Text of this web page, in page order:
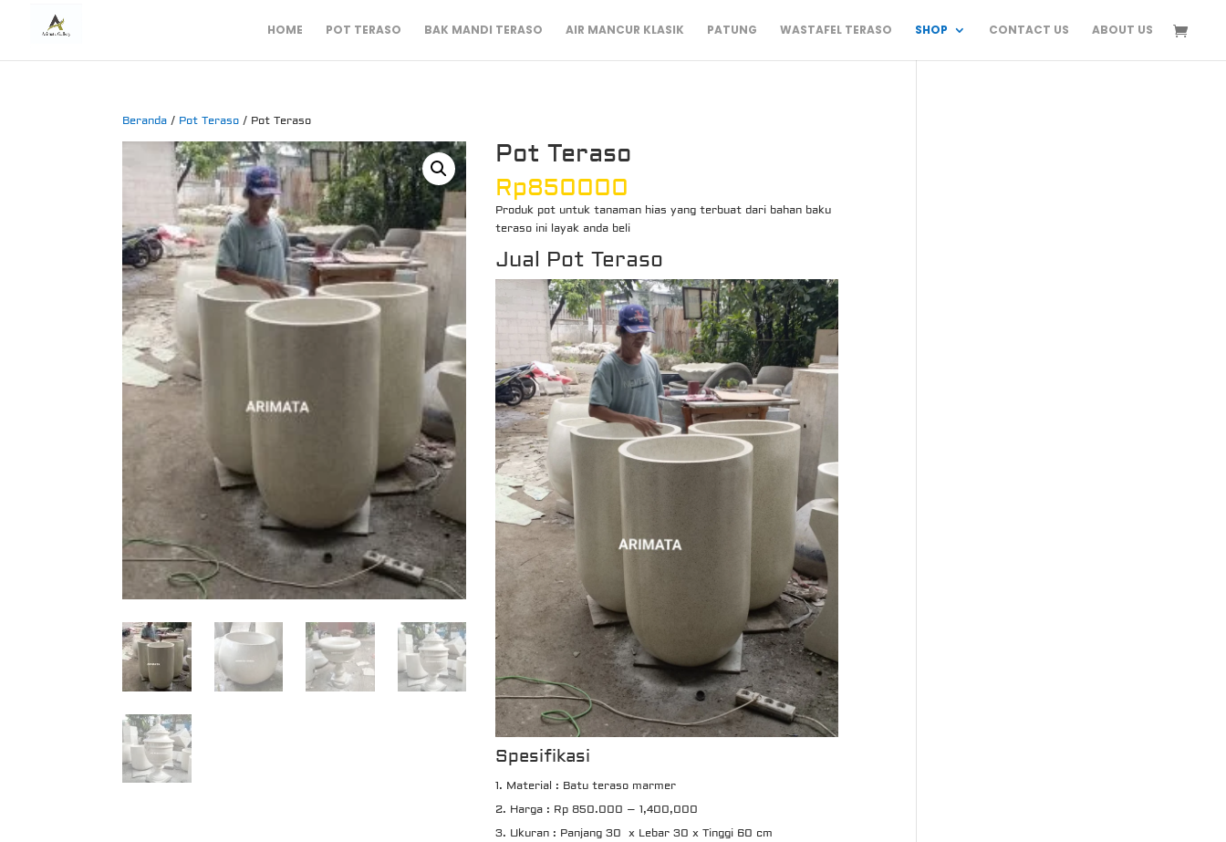
HOME POT TERASO BAK MANDI TERASO AIR MANCUR KLASIK PATUNG WASTAFEL TERASO SHOP CONTACT US ABOUT US
Beranda / Pot Teraso / Pot Teraso
Pot Teraso
Rp850000
Produk pot untuk tanaman hias yang terbuat dari bahan baku
teraso ini layak anda beli
Jual Pot Teraso
Spesifikasi
Material : Batu teraso marmer
Harga : Rp 850.000 – 1,400,000
Ukuran : Panjang 30 x Lebar 30 x Tinggi 60 cm